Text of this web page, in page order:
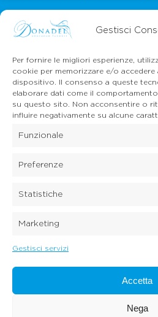
Gestisci
Per fornire le migliori esperienze,
cookie per memorizzare e/o accedere
dispositivo. Il consenso a queste
elaborare dati come il
su questo sito. Non acconsentire o
influire negativamente su alcune
Funzionale
Preferenze
Statistiche
Marketing
Gestisci servizi
Accetta
Nega
Mail:
Cell.336
Cell.349
Credits: